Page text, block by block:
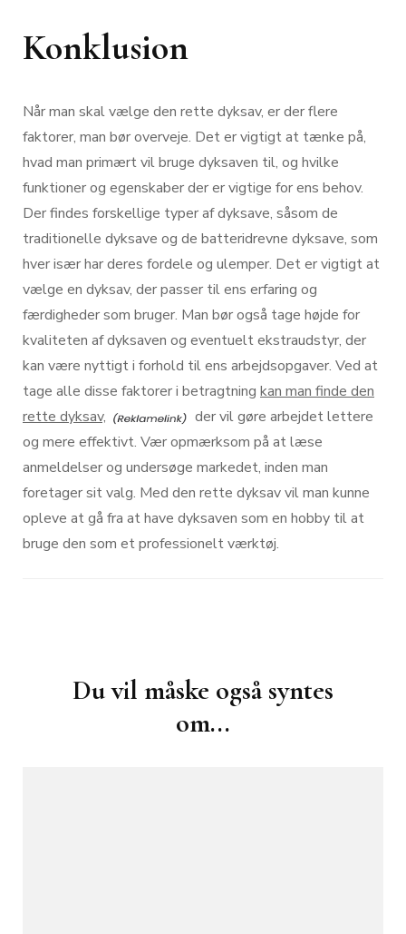
Konklusion
Når man skal vælge den rette dyksav, er der flere
faktorer, man bør overveje. Det er vigtigt at tænke på,
hvad man primært vil bruge dyksaven til, og hvilke
funktioner og egenskaber der er vigtige for ens behov.
Der findes forskellige typer af dyksave, såsom de
traditionelle dyksave og de batteridrevne dyksave, som
hver især har deres fordele og ulemper. Det er vigtigt at
vælge en dyksav, der passer til ens erfaring og
færdigheder som bruger. Man bør også tage højde for
kvaliteten af dyksaven og eventuelt ekstraudstyr, der
kan være nyttigt i forhold til ens arbejdsopgaver. Ved at
tage alle disse faktorer i betragtning kan man finde den
rette dyksav,
der vil gøre arbejdet lettere
og mere effektivt. Vær opmærksom på at læse
anmeldelser og undersøge markedet, inden man
foretager sit valg. Med den rette dyksav vil man kunne
opleve at gå fra at have dyksaven som en hobby til at
bruge den som et professionelt værktøj.
Du vil måske også syntes
om...